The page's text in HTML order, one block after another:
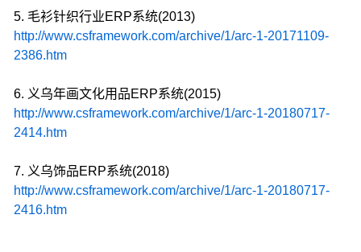
5. 毛衫针织行业ERP系统(2013)
http://www.csframework.com/archive/1/arc-1-20171109-
2386.htm
6. 义乌年画文化用品ERP系统(2015)
http://www.csframework.com/archive/1/arc-1-20180717-
2414.htm
7. 义乌饰品ERP系统(2018)
http://www.csframework.com/archive/1/arc-1-20180717-
2416.htm